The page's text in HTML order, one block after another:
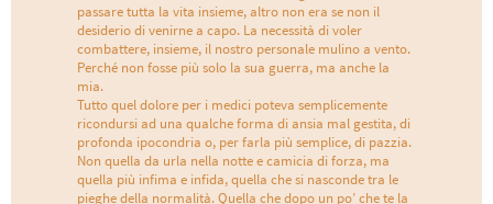
passare tutta la vita insieme, altro non era se non il
desiderio di venirne a capo. La necessità di voler
combattere, insieme, il nostro personale mulino a vento.
Perché non fosse più solo la sua guerra, ma anche la
mia.
Tutto quel dolore per i medici poteva semplicemente
ricondursi ad una qualche forma di ansia mal gestita, di
profonda ipocondria o, per farla più semplice, di pazzia.
Non quella da urla nella notte e camicia di forza, ma
quella più infima e infida, quella che si nasconde tra le
pieghe della normalità. Quella che dopo un po’ che te la